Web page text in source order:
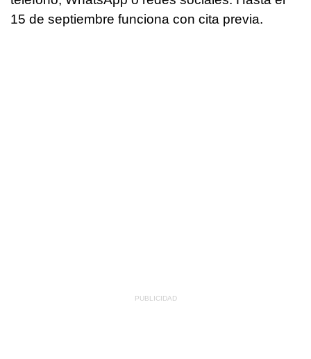
15 de septiembre funciona con cita previa.